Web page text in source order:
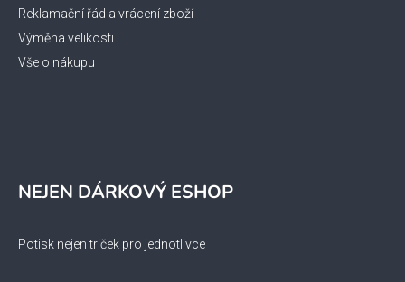
Reklamační řád a vrácení zboží
Výměna velikosti
Vše o nákupu
NEJEN DÁRKOVÝ ESHOP
Potisk nejen triček pro jednotlivce